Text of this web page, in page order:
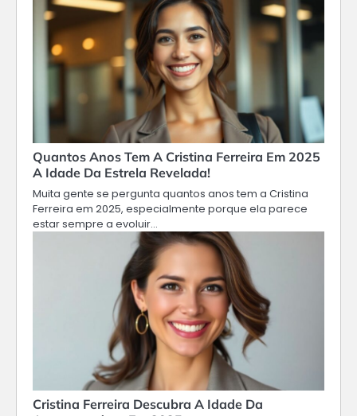
Quantos Anos Tem A Cristina Ferreira Em 2025
A Idade Da Estrela Revelada!
Muita gente se pergunta quantos anos tem a Cristina
Ferreira em 2025, especialmente porque ela parece
estar sempre a evoluir…
Cristina Ferreira Descubra A Idade Da